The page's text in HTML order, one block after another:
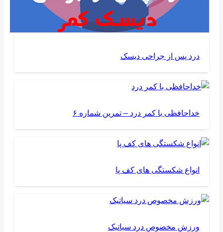
درد پس از جراحی دیسک
خداحافظی با کمر درد – تمرین شماره ۶
انواع شکستگی های کف پا
ورزش مخصوص درد سیاتیک